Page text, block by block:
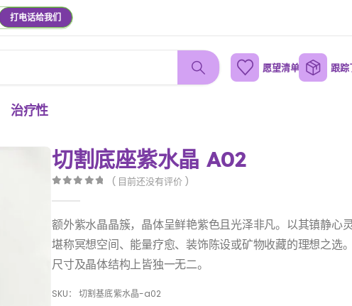
打电话给我们
愿望清单 跟踪
治疗性
切割底座紫水晶 A02
( 目前还没有评价 )
额外紫水晶晶簇，晶体呈鲜艳紫色且光泽非凡。以其镇静心
堪称冥想空间、能量疗愈、装饰陈设或矿物收藏的理想之选
尺寸及晶体结构上皆独一无二。
SKU：切割基底紫水晶-a02